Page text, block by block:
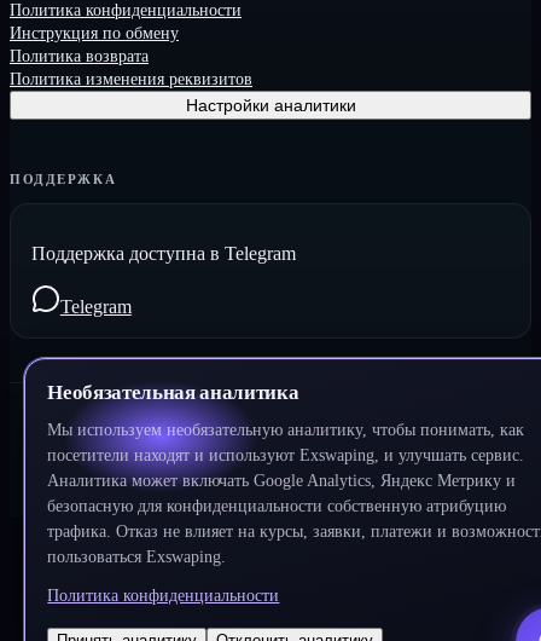
Необязательная аналитика
Мы используем необязательную аналитику, чтобы понимать, как
посетители находят и используют Exswaping, и улучшать сервис.
Аналитика может включать Google Analytics, Яндекс Метрику и
безопасную для конфиденциальности собственную атрибуцию
трафика. Отказ не влияет на курсы, заявки, платежи и
пользоваться Exswaping.
Политика конфиденциальности
Политика конфиденциальности
Инструкция по обмену
Политика возврата
Политика изменения реквизитов
Настройки аналитики
ПОДДЕРЖКА
Поддержка доступна в Telegram
Telegram
©2026Exswaping.Все права защищены
Разработано DeWeb